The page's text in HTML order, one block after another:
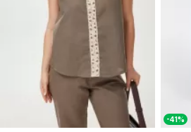
-41%